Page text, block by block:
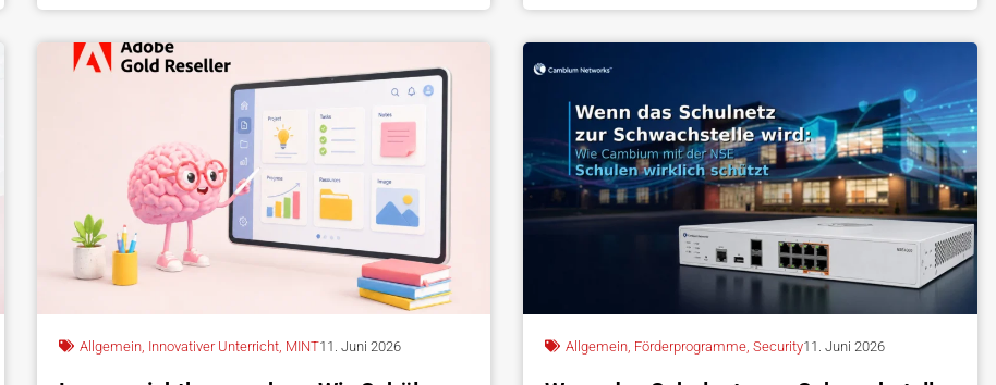
Allgemein, Innovativer Unterricht, MINT11. Juni 2026 Allgemein Förderprogramme ,Security11. Juni 2026